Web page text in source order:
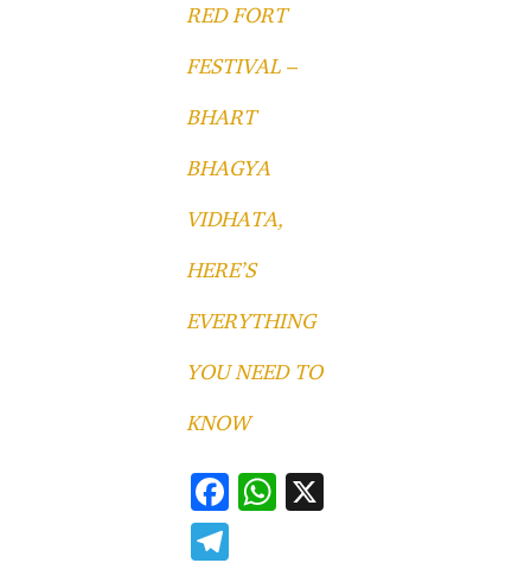
RED FORT
FESTIVAL –
BHART
BHAGYA
VIDHATA,
HERE’S
EVERYTHING
YOU NEED TO
KNOW
F
W